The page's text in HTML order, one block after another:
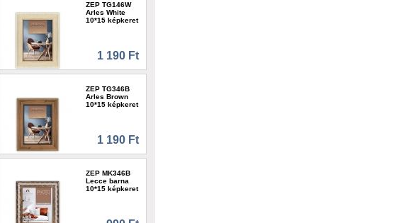
ZEP TG146W
Arles White
10*15 képkeret
1 190 Ft
ZEP TG346B
Arles Brown
10*15 képkeret
1 190 Ft
ZEP MK346B
Lecce barna
10*15 képkeret